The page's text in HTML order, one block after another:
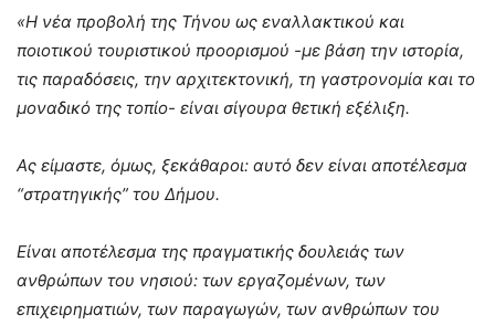
«Η νέα προβολή της Τήνου ως εναλλακτικού και
ποιοτικού τουριστικού προορισμού -με βάση την ιστορία,
τις παραδόσεις, την αρχιτεκτονική, τη γαστρονομία και το
μοναδικό της τοπίο- είναι σίγουρα θετική εξέλιξη.
Ας είμαστε, όμως, ξεκάθαροι: αυτό δεν είναι αποτέλεσμα
“στρατηγικής” του Δήμου.
Είναι αποτέλεσμα της πραγματικής δουλειάς των
ανθρώπων του νησιού: των εργαζομένων, των
επιχειρηματιών, των παραγωγών, των ανθρώπων του